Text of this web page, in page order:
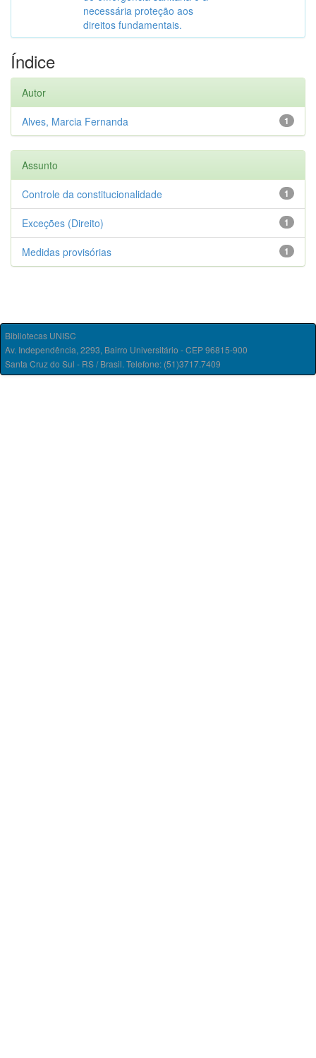
necessária proteção aos
direitos fundamentais.
Índice
Autor
1
Alves, Marcia Fernanda
Assunto
1
Controle da constitucionalidade
1
Exceções (Direito)
1
Medidas provisórias
Bibliotecas UNISC
Av. Independência, 2293, Bairro Universitário - CEP 96815-900
Santa Cruz do Sul - RS / Brasil. Telefone: (51)3717.7409